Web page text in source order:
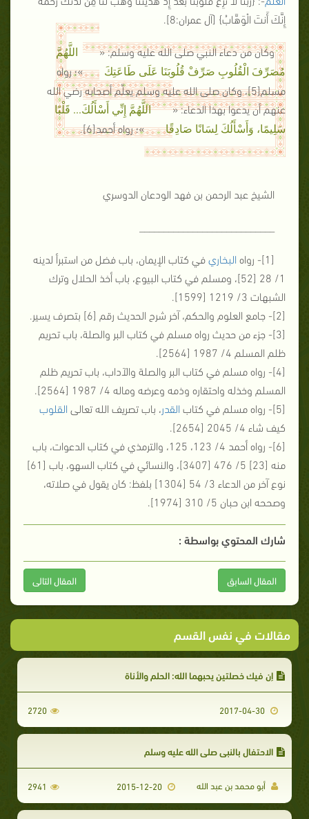
إِنَّكَ أَنتَ الْوَهَّابُ} [آل عمران:8].
وكان من دعاء النبي صلى الله عليه وسلم: «
اللَّهُمَّ
مُصَرِّفَ الْقُلُوبِ صَرِّفْ قُلُوبَنَا عَلَى طَاعَتِكَ
»؛ رواه
مسلم[5]، وكان صلى الله عليه وسلم يعلِّم أصحابه رضي الله
عنهم أن يدعوا بهذا الدعاء: «
اللَّهُمَّ إِنِّي أَسْأَلُكَ... قَلْبًا
سَلِيمًا، وَأَسْأَلُكَ لِسَانًا صَادِقًا
»؛ رواه أحمد[6].
الشيخ عبد الرحمن بن فهد الودعان الدوسري
[1]- رواه البخاريفي كتاب الإيمان، باب فضل من استبرأ لدينه
1/ 28 [52]، ومسلم في كتاب البيوع، باب أخذ الحلال وترك
الشبهات 3/ 1219 [1599].
[2]- جامع العلوم والحكم، آخر شرح الحديث رقم [6] بتصرف يسير.
[3]- جزء من حديث رواه مسلم في كتاب البر والصلة، باب تحريم
ظلم المسلم 4/ 1987 [2564].
[4]- رواه مسلم في كتاب البر والصلة والآداب، باب تحريم ظلم
المسلم وخذله واحتقاره وذمه وعرضه وماله 4/ 1987 [2564].
[5]- رواه مسلم في كتاب
القدر، باب تصريف الله تعالى القلوب
كيف شاء 4/ 2045 [2654].
[6]- رواه أحمد 4/ 123، 125، والترمذي في كتاب الدعوات، باب
منه [23] 5/ 476 [3407]، والنسائي في كتاب السهو، باب [61]
نوع آخر من الدعاء 3/ 54 [1304] بلفظ: كان يقول في صلاته،
وصححه ابن حبان 5/ 310 [1974].
شارك المحتوي بواسطة :
المقال السابق المقال التالى
مقالات في نفس القسم
إن فيك خصلتين يحبهما الله: الحلم والأناة
2720
الاحتفال بالنبي صلى الله عليه وسلم
أبو محمد بن عبد الله 2941